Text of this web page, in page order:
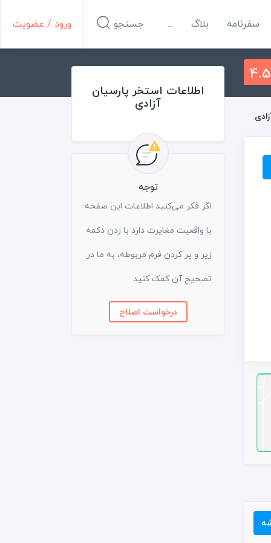
سفرنامه بلاگ ... ورود / عضویت جستجو
4.5
اطلاعات استخر پارسیان
آزادی
توجه
اگر فکر می‌کنید اطلاعات این صفحه
با واقعیت مغایرت دارد با زدن دکمه
زیر و پر کردن فرم مربوطه، به ما در
تصحیح آن کمک کنید
درخواست اصلاح